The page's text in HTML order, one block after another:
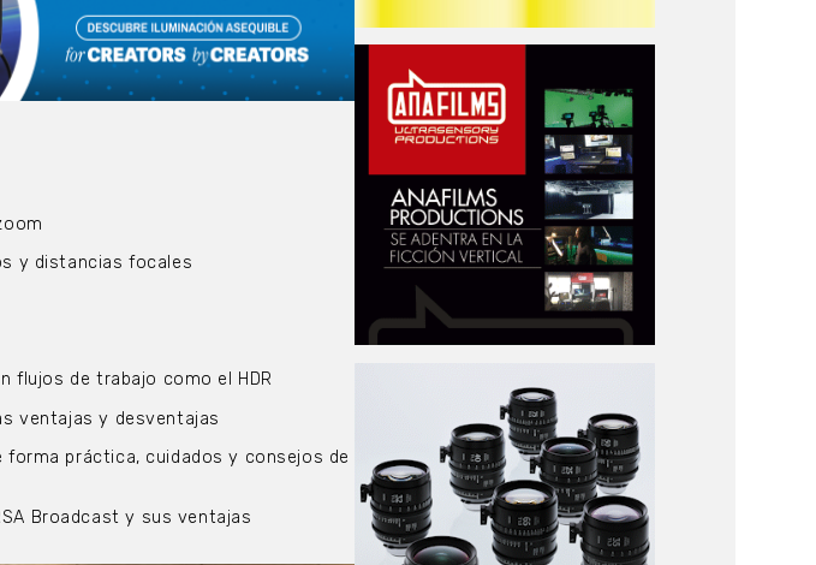
y distancias focales
flujos de trabajo como el HDR
ventajas y desventajas
práctica, cuidados y consejos de
Broadcast y sus ventajas